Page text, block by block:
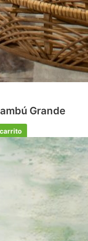
Grande